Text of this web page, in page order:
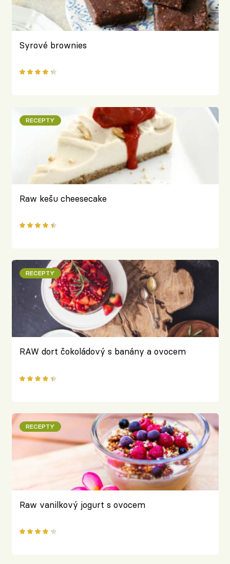
Syrové brownies
RECEPTY
Raw kešu cheesecake
RECEPTY
RAW dort čokoládový s banány a ovocem
RECEPTY
Raw vanilkový jogurt s ovocem